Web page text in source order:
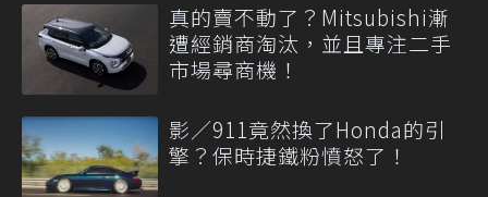
真的賣不動了？Mitsubishi漸
遭經銷商淘汰，並且專注二手
市場尋商機！
影／911竟然換了Honda的引
擎？保時捷鐵粉憤怒了！